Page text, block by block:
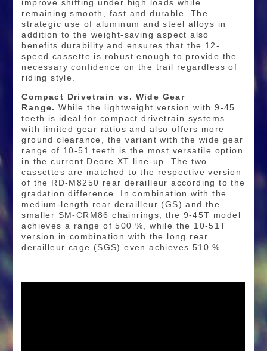
improve shifting under high loads while
remaining smooth, fast and durable. The
strategic use of aluminum and steel alloys in
addition to the weight-saving aspect also
benefits durability and ensures that the 12-
speed cassette is robust enough to provide the
necessary confidence on the trail regardless of
riding style.
Compact Drivetrain vs. Wide Gear
Range. While the lightweight version with 9-45
teeth is ideal for compact drivetrain systems
with limited gear ratios and also offers more
ground clearance, the variant with the wide gear
range of 10-51 teeth is the most versatile option
in the current Deore XT line-up. The two
cassettes are matched to the respective version
of the RD-M8250 rear derailleur according to the
gradation difference. In combination with the
medium-length rear derailleur (GS) and the
smaller SM-CRM86 chainrings, the 9-45T model
achieves a range of 500 %, while the 10-51T
version in combination with the long rear
derailleur cage (SGS) even achieves 510 %.